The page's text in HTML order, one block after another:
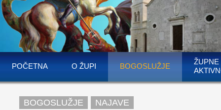
POČETNA O ŽUPI BOGOSLUŽJE
ŽUPNE
BOGOSLUŽJE NAJAVE